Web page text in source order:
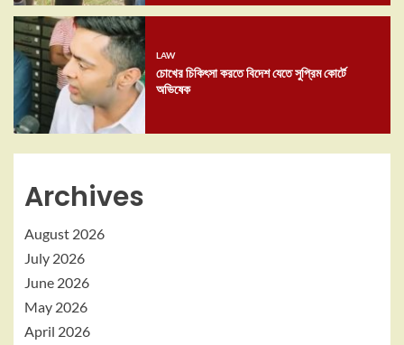
LAW
চোখের চিকিৎসা করতে বিদেশ যেতে সুপ্রিম কোর্টে
অভিষেক
Archives
August 2026
July 2026
June 2026
May 2026
April 2026